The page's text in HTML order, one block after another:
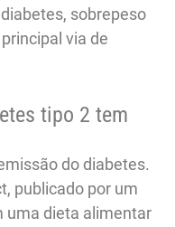
sobrepeso
via de
tipo 2 tem
do diabetes.
publicado por um
uma dieta alimentar